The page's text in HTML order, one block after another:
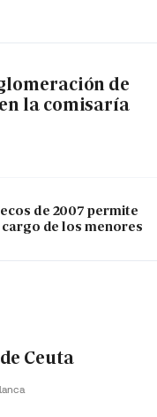
de
la comisaría
de 2007 permite
de los menores
Ceuta